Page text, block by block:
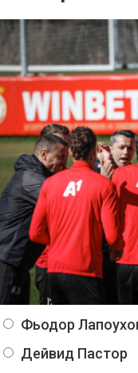
Фьодор
Дейвид Пастор